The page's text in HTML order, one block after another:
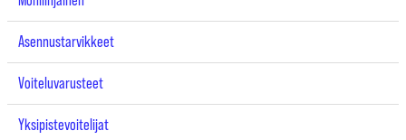
Asennustarvikkeet
Voiteluvarusteet
Yksipistevoitelijat